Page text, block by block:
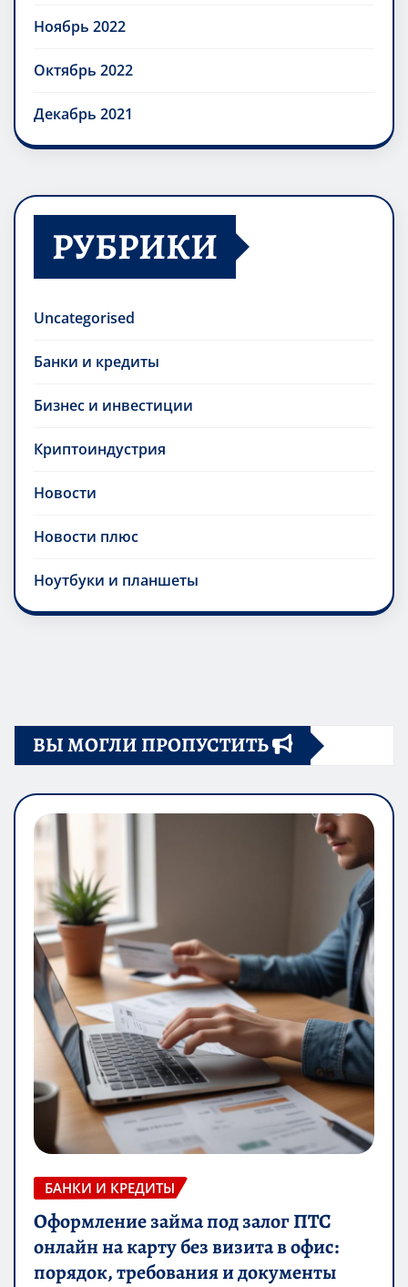
Ноябрь 2022
Октябрь 2022
Декабрь 2021
РУБРИКИ
Uncategorised
Банки и кредиты
Бизнес и инвестиции
Криптоиндустрия
Новости
Новости плюс
Ноутбуки и планшеты
ВЫ МОГЛИ ПРОПУСТИТЬ
БАНКИ И КРЕДИТЫ
Оформление займа под залог ПТС
онлайн на карту без визита в офис:
порядок, требования и документы